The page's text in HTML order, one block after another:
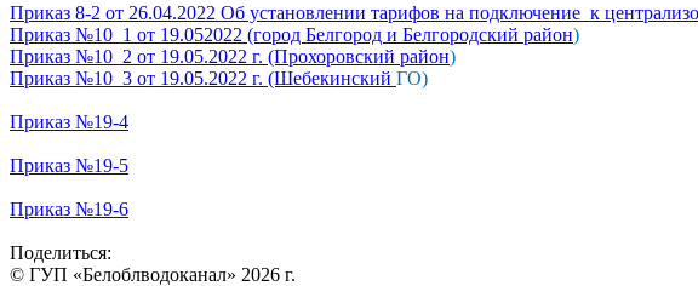
Приказ 8-2 от 26.04.2022 Об установлении тарифов на подключение к
Приказ №10_1 от 19.052022 (город Белгород и Белгородский район)
Приказ №10_2 от 19.05.2022 г. (Прохоровский район)
Приказ №10_3 от 19.05.2022 г. (Шебекинский ГО)
Приказ №19-4
Приказ №19-5
Приказ №19-6
Поделиться:
© ГУП «Белоблводоканал» 2026 г.